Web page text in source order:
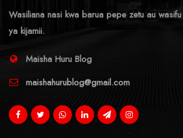
Wasiliana nasi kwa barua pepe zetu au
ya kijamii.
Maisha Huru Blog
maishahurublog@gmail.com